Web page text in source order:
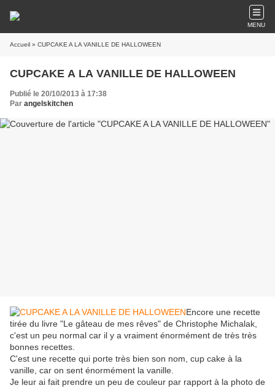
MENU
Accueil » CUPCAKE A LA VANILLE DE HALLOWEEN
CUPCAKE A LA VANILLE DE HALLOWEEN
Publié le 20/10/2013 à 17:38
Par angelskitchen
Encore une recette
tirée du livre "Le gâteau de mes rêves" de Christophe Michalak,
c'est un peu normal car il y a vraiment énormément de très très
bonnes recettes.
C'est une recette qui porte très bien son nom, cup cake à la
vanille, car on sent énormément la vanille.
Je leur ai fait prendre un peu de couleur par rapport à la photo de